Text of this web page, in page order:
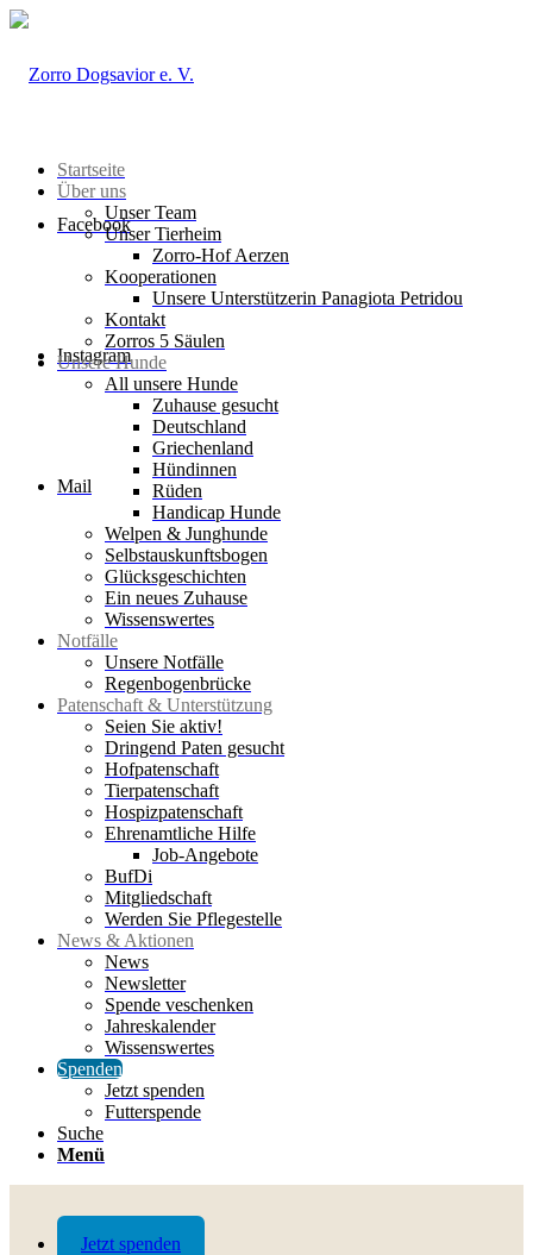
Jetzt spenden
Facebook
Instagram
Mail
Startseite
Über uns
Unser Team
Unser Tierheim
Zorro-Hof Aerzen
Kooperationen
Unsere Unterstützerin Panagiota Petridou
Kontakt
Zorros 5 Säulen
Unsere Hunde
All unsere Hunde
Zuhause gesucht
Deutschland
Griechenland
Hündinnen
Rüden
Handicap Hunde
Welpen & Junghunde
Selbstauskunftsbogen
Glücksgeschichten
Ein neues Zuhause
Wissenswertes
Notfälle
Unsere Notfälle
Regenbogenbrücke
Patenschaft & Unterstützung
Seien Sie aktiv!
Dringend Paten gesucht
Hofpatenschaft
Tierpatenschaft
Hospizpatenschaft
Ehrenamtliche Hilfe
Job-Angebote
BufDi
Mitgliedschaft
Werden Sie Pflegestelle
News & Aktionen
News
Newsletter
Spende veschenken
Jahreskalender
Wissenswertes
Spenden
Jetzt spenden
Futterspende
Suche
Menü